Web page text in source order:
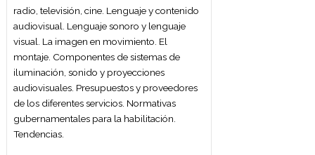
tiempos: desde la entrevista con el cliente
hasta las actividades post-evento. La
información básica y el brief. Los recursos
humanos y técnicos. La estimación de
tiempos y la calendarización: cronogramas,
agendas y programas. Convocatoria de
invitados: la invitación como elemento y
acción de comunicación, el envío,